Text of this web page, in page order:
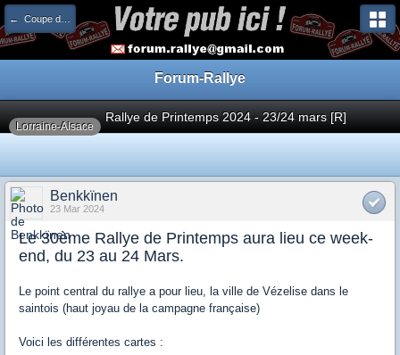
← Coupe de France
Forum-Rallye
Lorraine-Alsace
Rallye de Printemps 2024 - 23/24 mars [R]
Benkkïnen
23 Mar 2024
Le 30ème Rallye de Printemps aura lieu ce week-
end, du 23 au 24 Mars.
Le point central du rallye a pour lieu, la ville de Vézelise dans le
saintois (haut joyau de la campagne française)
Voici les différentes cartes :